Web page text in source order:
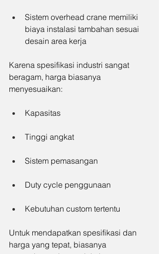
Sistem overhead crane memiliki
biaya instalasi tambahan sesuai
desain area kerja
Karena spesifikasi industri sangat
beragam, harga biasanya
menyesuaikan:
Kapasitas
Tinggi angkat
Sistem pemasangan
Duty cycle penggunaan
Kebutuhan custom tertentu
Untuk mendapatkan spesifikasi dan
harga yang tepat, biasanya